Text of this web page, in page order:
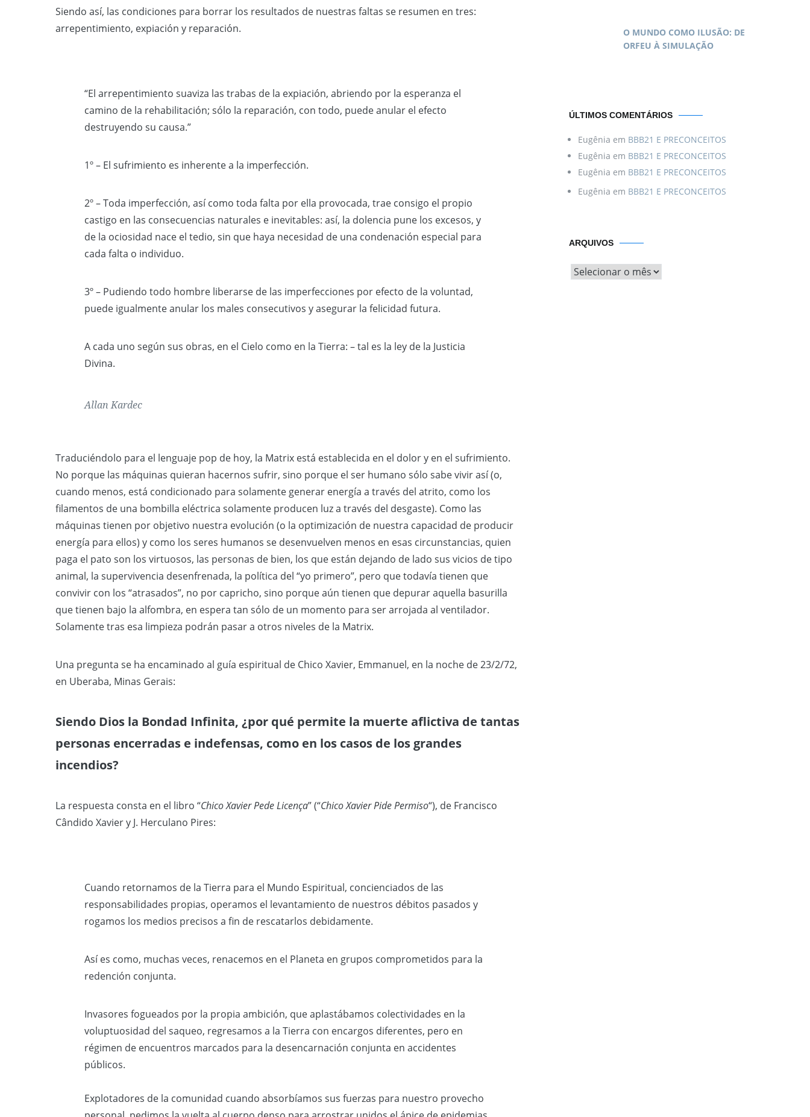
Siendo así, las condiciones para borrar los resultados de nuestras faltas se resumen en tres:
arrepentimiento, expiación y reparación.
“El arrepentimiento suaviza las trabas de la expiación, abriendo por la esperanza el
camino de la rehabilitación; sólo la reparación, con todo, puede anular el efecto
destruyendo su causa.”
1º – El sufrimiento es inherente a la imperfección.
2º – Toda imperfección, así como toda falta por ella provocada, trae consigo el propio
castigo en las consecuencias naturales e inevitables: así, la dolencia pune los excesos, y
de la ociosidad nace el tedio, sin que haya necesidad de una condenación especial para
cada falta o individuo.
3º – Pudiendo todo hombre liberarse de las imperfecciones por efecto de la voluntad,
puede igualmente anular los males consecutivos y asegurar la felicidad futura.
A cada uno según sus obras, en el Cielo como en la Tierra: – tal es la ley de la Justicia
Divina.
Allan Kardec
Traduciéndolo para el lenguaje pop de hoy, la Matrix está establecida en el dolor y en el sufrimiento.
No porque las máquinas quieran hacernos sufrir, sino porque el ser humano sólo sabe vivir así (o,
cuando menos, está condicionado para solamente generar energía a través del atrito, como los
filamentos de una bombilla eléctrica solamente producen luz a través del desgaste). Como las
máquinas tienen por objetivo nuestra evolución (o la optimización de nuestra capacidad de producir
energía para ellos) y como los seres humanos se desenvuelven menos en esas circunstancias, quien
paga el pato son los virtuosos, las personas de bien, los que están dejando de lado sus vicios de tipo
animal, la supervivencia desenfrenada, la política del “yo primero”, pero que todavía tienen que
convivir con los “atrasados”, no por capricho, sino porque aún tienen que depurar aquella basurilla
que tienen bajo la alfombra, en espera tan sólo de un momento para ser arrojada al ventilador.
Solamente tras esa limpieza podrán pasar a otros niveles de la Matrix.
Una pregunta se ha encaminado al guía espiritual de Chico Xavier, Emmanuel, en la noche de 23/2/72,
en Uberaba, Minas Gerais:
Siendo Dios la Bondad Infinita, ¿por qué permite la muerte aflictiva de tantas
personas encerradas e indefensas, como en los casos de los grandes
incendios?
La respuesta consta en el libro “Chico Xavier Pede Licença” (“Chico Xavier Pide Permiso“), de Francisco
Cândido Xavier y J. Herculano Pires:
Cuando retornamos de la Tierra para el Mundo Espiritual, concienciados de las
responsabilidades propias, operamos el levantamiento de nuestros débitos pasados y
rogamos los medios precisos a fin de rescatarlos debidamente.
Así es como, muchas veces, renacemos en el Planeta en grupos comprometidos para la
redención conjunta.
Invasores fogueados por la propia ambición, que aplastábamos colectividades en la
voluptuosidad del saqueo, regresamos a la Tierra con encargos diferentes, pero en
régimen de encuentros marcados para la desencarnación conjunta en accidentes
públicos.
Explotadores de la comunidad cuando absorbíamos sus fuerzas para nuestro provecho
O MUNDO COMO ILUSÃO: DE
ORFEU À SIMULAÇÃO
ÚLTIMOS COMENTÁRIOS
Eugênia em BBB21 E PRECONCEITOS
Eugênia em BBB21 E PRECONCEITOS
Eugênia em BBB21 E PRECONCEITOS
Eugênia em BBB21 E PRECONCEITOS
ARQUIVOS Arquivos